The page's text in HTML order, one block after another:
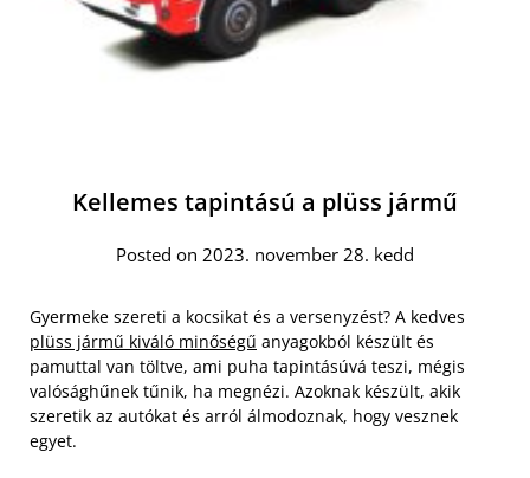
Kellemes tapintású a plüss jármű
Posted on 2023. november 28. kedd
Gyermeke szereti a kocsikat és a versenyzést? A kedves
plüss jármű kiváló minőségű anyagokból készült és
pamuttal van töltve, ami puha tapintásúvá teszi, mégis
valósághűnek tűnik, ha megnézi. Azoknak készült, akik
szeretik az autókat és arról álmodoznak, hogy vesznek
egyet.